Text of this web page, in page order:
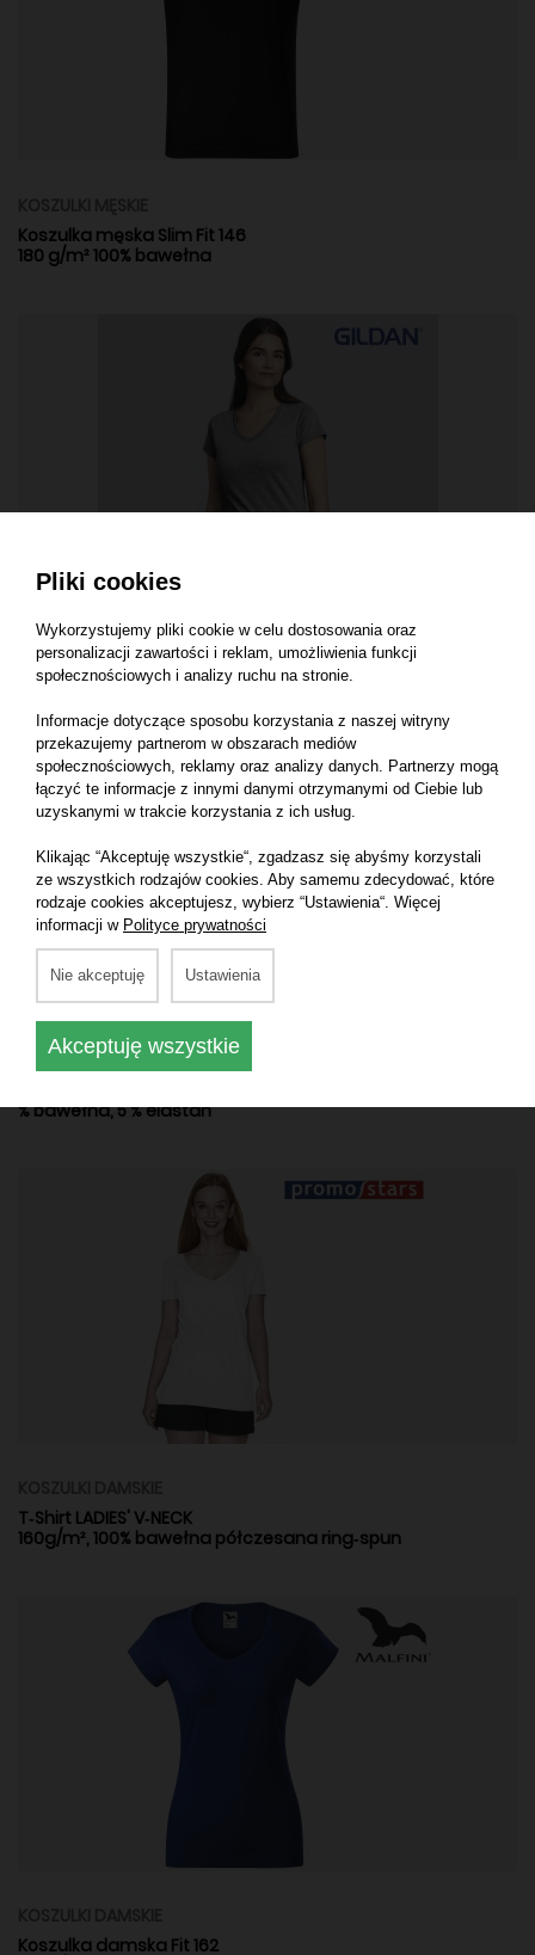
Koszulka męska Slim Fit 146
180 g/m² 100% bawełna
KOSZULKI DAMSKIE
Damski V‑neck Softstyle ®
100% niekurczliwa bawełna
KOSZULKI DAMSKIE Z DŁUGIM RĘKAWEM
% bawełna, 5 % elastan
T‑Shirt LADIES' V‑NECK
160g/m², 100% bawełna półczesana ring‑spun
Koszulka damska Fit 162
Pliki cookies
Wykorzystujemy pliki cookie w celu dostosowania oraz
personalizacji zawartości i reklam, umożliwienia funkcji
społecznościowych i analizy ruchu na stronie.
Informacje dotyczące sposobu korzystania z naszej witryny
przekazujemy partnerom w obszarach mediów
społecznościowych, reklamy oraz analizy danych. Partnerzy mogą
łączyć te informacje z innymi danymi otrzymanymi od Ciebie lub
uzyskanymi w trakcie korzystania z ich usług.
Klikając “Akceptuję wszystkie“, zgadzasz się abyśmy korzystali
ze wszystkich rodzajów cookies. Aby samemu zdecydować, które
rodzaje cookies akceptujesz, wybierz “Ustawienia“. Więcej
informacji w Polityce prywatności
Nie akceptuję Ustawienia
Akceptuję wszystkie